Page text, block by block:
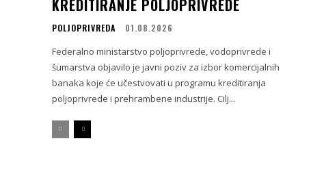
KREDITIRANJE POLJOPRIVREDE
POLJOPRIVREDA 01.08.2026
Federalno ministarstvo poljoprivrede, vodoprivrede i
šumarstva objavilo je javni poziv za izbor komercijalnih
banaka koje će učestvovati u programu kreditiranja
poljoprivrede i prehrambene industrije. Cilj...